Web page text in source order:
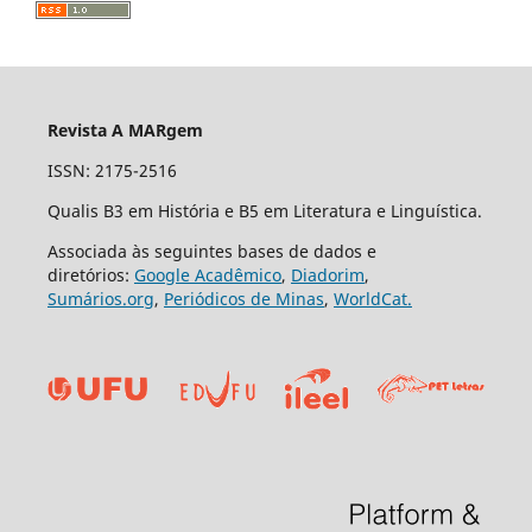
Revista A MARgem
ISSN: 2175-2516
Qualis B3 em História e B5 em Literatura e Linguística.
Associada às seguintes bases de dados e
diretórios: Google Acadêmico, Diadorim,
Sumários.org, Periódicos de Minas, WorldCat.